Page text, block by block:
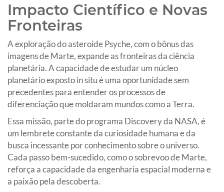
Impacto Científico e Novas
Fronteiras
A exploração do asteroide Psyche, com o bônus das
imagens de Marte, expande as fronteiras da ciência
planetária. A capacidade de estudar um núcleo
planetário exposto in situ é uma oportunidade sem
precedentes para entender os processos de
diferenciação que moldaram mundos como a Terra.
Essa missão, parte do programa Discovery da NASA, é
um lembrete constante da curiosidade humana e da
busca incessante por conhecimento sobre o universo.
Cada passo bem-sucedido, como o sobrevoo de Marte,
reforça a capacidade da engenharia espacial moderna e
a paixão pela descoberta.